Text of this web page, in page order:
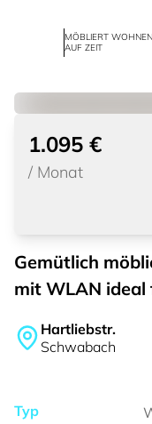
MÖBLIERT WOHNEN
AUF ZEIT
1.095 €
/ Monat
Gemütlich
mit WLAN ideal
Hartliebstr.
Schwabach
Typ